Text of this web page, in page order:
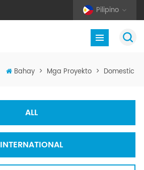
Pilipino
Bahay > Mga Proyekto > Domestic
ALL
INTERNATIONAL